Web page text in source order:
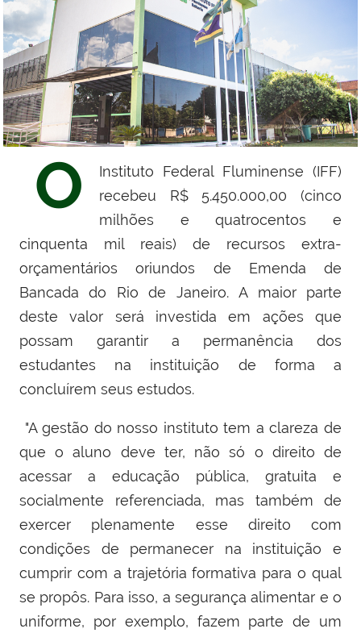
O
Instituto Federal Fluminense (IFF)
recebeu R$ 5.450.000,00 (cinco
milhões e quatrocentos e
cinquenta mil reais) de recursos extra-
orçamentários oriundos de Emenda de
Bancada do Rio de Janeiro.A maior parte
deste valor será investida em ações que
possam garantir a permanência dos
estudantes na instituição de forma a
concluírem seus estudos.
"A gestão do nosso instituto tem a clareza de
que o aluno deve ter, não só o direito de
acessar a educação pública, gratuita e
socialmente referenciada, mas também de
exercer plenamente esse direito com
condições de permanecer na instituição e
cumprir com a trajetória formativa para o qual
se propôs. Para isso, a segurança alimentar e o
uniforme, por exemplo, fazem parte de um